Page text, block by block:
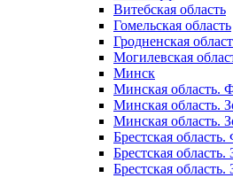
Витебская область
Гомельская область
Гродненская
Могилевская
Минск
Mинская область.
Минская область.
Минская область.
Брестская
Брестская
Брестская область.